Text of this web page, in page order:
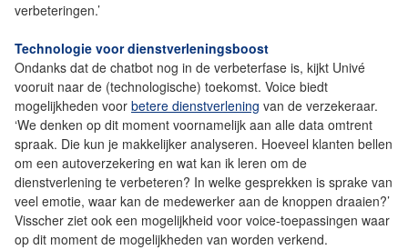
verbeteringen.’
Technologie voor dienstverleningsboost
Ondanks dat de chatbot nog in de verbeterfase is, kijkt Univé
vooruit naar de (technologische) toekomst. Voice biedt
mogelijkheden voor betere dienstverlening van de verzekeraar.
‘We denken op dit moment voornamelijk aan alle data omtrent
spraak. Die kun je makkelijker analyseren. Hoeveel klanten bellen
om een autoverzekering en wat kan ik leren om de
dienstverlening te verbeteren? In welke gesprekken is sprake van
veel emotie, waar kan de medewerker aan de knoppen draaien?’
Visscher ziet ook een mogelijkheid voor voice-toepassingen waar
op dit moment de mogelijkheden van worden verkend.